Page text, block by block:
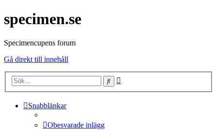
specimen.se
Specimencupens forum
Gå direkt till innehåll
Sök
Snabblänkar
Obesvarade inlägg